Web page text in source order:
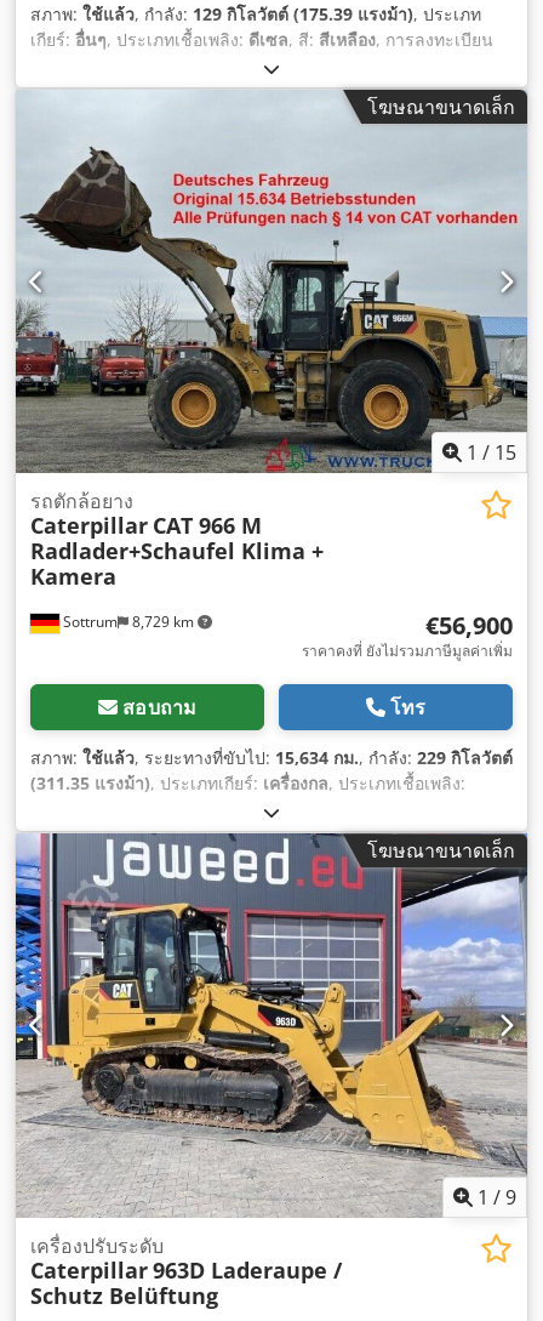
สภาพ: ใช้แล้ว, กำลัง: 129 กิโลวัตต์ (175.39 แรงม้า), ประเภท
เกียร์: อื่นๆ, ประเภทเชื้อเพลิง: ดีเซล, สี: สีเหลือง, การลงทะเบียน
, ระดับชั้นการปล่อยมลพิษ:
ปีที่ผลิต:2019, ชั่วโมงการทำงาน:7,162 h, ห้องโดยสารคนขับ:
ขับเคลื่อนทุกล้อ, เครื่องปรับ
โฆษณาขนาดเล็ก
1 / 15
Sottrum 8,729 km
รถตักล้อยาง
Caterpillar CAT 966 M
Radlader+Schaufel Klima +
Kamera
€56,900
ราคาคงที่ ยังไม่รวมภาษีมูลค่าเพิ่ม
สอบถาม โทร
สภาพ: ใช้แล้ว, ระยะทางที่ขับไป: 15,634 กม., กำลัง: 229 กิโลวัตต์
(311.35 แรงม้า), ประเภทเกียร์: เครื่องกล, ประเภทเชื้อเพลิง:
23,200 กก.
กก., น้ำหนักบรรทุกสูงสุด:15,000 กก., การกำหนดค่าของเพลา:
4x4
, จำนวนที่นั่ง: 1 , การลงทะเบียนครั้งแรก: 03/2016 , เบรก:
เบรกเครื่องยนต์
, ปีที่ผลิต:2016, ชั่วโมงการทำงาน:15,634 h,
ห้องโดยสารคนขับ:ห้องโดยสารกลางวัน, อุปกรณ์:ขับเคลื่อนทุก
ล้อ, คอมพิวเตอร์บนยานพาหนะ, ที่ป้องกันศีรษะ, บุ้งกี๋มาตรฐาน,
พวงมาลัยเพาเวอร์, ระบบอิมโมบิไลเซอร์, ล็อกดิฟเฟอเรนเชียล,
ห้องโดยสาร, เครื่องปรับอากาศ, เซ็นเซอร์ที่จอดรถ, เบรกอากาศ
อัด, แผ่นกรองเขม่า, ไฟหน้าเพิ่มเติม,
โฆษณาขนาดเล็ก
1 /9
เครื่องปรับระดับ
Caterpillar963D Laderaupe /
Schutz Belüftung